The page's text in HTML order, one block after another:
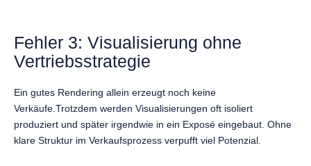
Fehler 3: Visualisierung ohne
Vertriebsstrategie
Ein gutes Rendering allein erzeugt noch keine
Verkäufe.Trotzdem werden Visualisierungen oft isoliert
produziert und später irgendwie in ein Exposé eingebaut. Ohne
klare Struktur im Verkaufsprozess verpufft viel Potenzial.